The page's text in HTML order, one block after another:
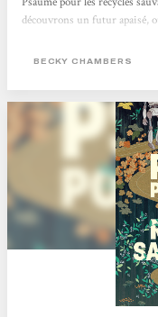
découvrons un futur apaisé,
une pluie de missiles sur
BECKY CHAMBERS